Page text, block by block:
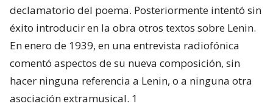
declamatorio del poema. Posteriormente intentó sin
éxito introducir en la obra otros textos sobre Lenin.
En enero de 1939, en una entrevista radiofónica
comentó aspectos de su nueva composición, sin
hacer ninguna referencia a Lenin, o a ninguna otra
asociación extramusical. 1